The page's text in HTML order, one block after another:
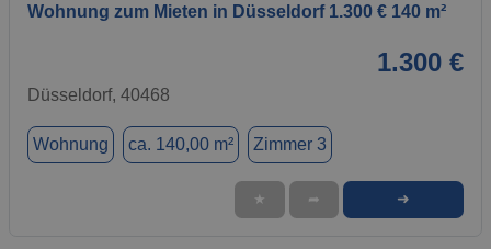
Wohnung zum Mieten in Düsseldorf 1.300 € 140 m²
1.300 €
Düsseldorf, 40468
Wohnung ca. 140,00 m² Zimmer 3
★ ➦ ➜